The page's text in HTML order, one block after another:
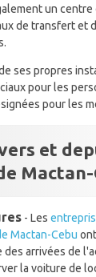
un
de transfert et
ses propres
pour les
pour les
et
Mactan-
- Les
Mactan-Cebu
des arrivées de
la voiture de